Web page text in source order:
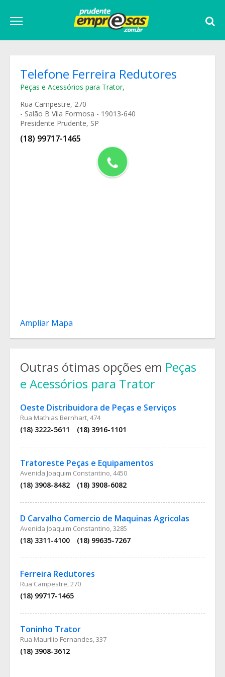
Telefone Ferreira Redutores
Peças e Acessórios para Trator,
Rua Campestre, 270
- Salão B Vila Formosa - 19013-640
Presidente Prudente, SP
(18) 99717-1465
Ampliar Mapa
Outras ótimas opções em Peças
e Acessórios para Trator
Oeste Distribuidora de Peças e Serviços
Rua Mathias Bernhart, 474
(18) 3222-5611 (18) 3916-1101
Tratoreste Peças e Equipamentos
Avenida Joaquim Constantino, 4450
(18) 3908-8482 (18) 3908-6082
D Carvalho Comercio de Maquinas Agricolas
Avenida Joaquim Constantino, 3285
(18) 3311-4100 (18) 99635-7267
Ferreira Redutores
Rua Campestre, 270
(18) 99717-1465
Toninho Trator
Rua Maurílio Fernandes, 337
(18) 3908-3612